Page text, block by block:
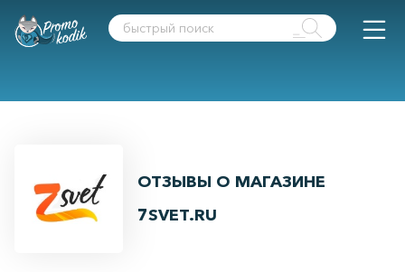
ОТЗЫВЫ О МАГАЗИНЕ
7SVET.RU